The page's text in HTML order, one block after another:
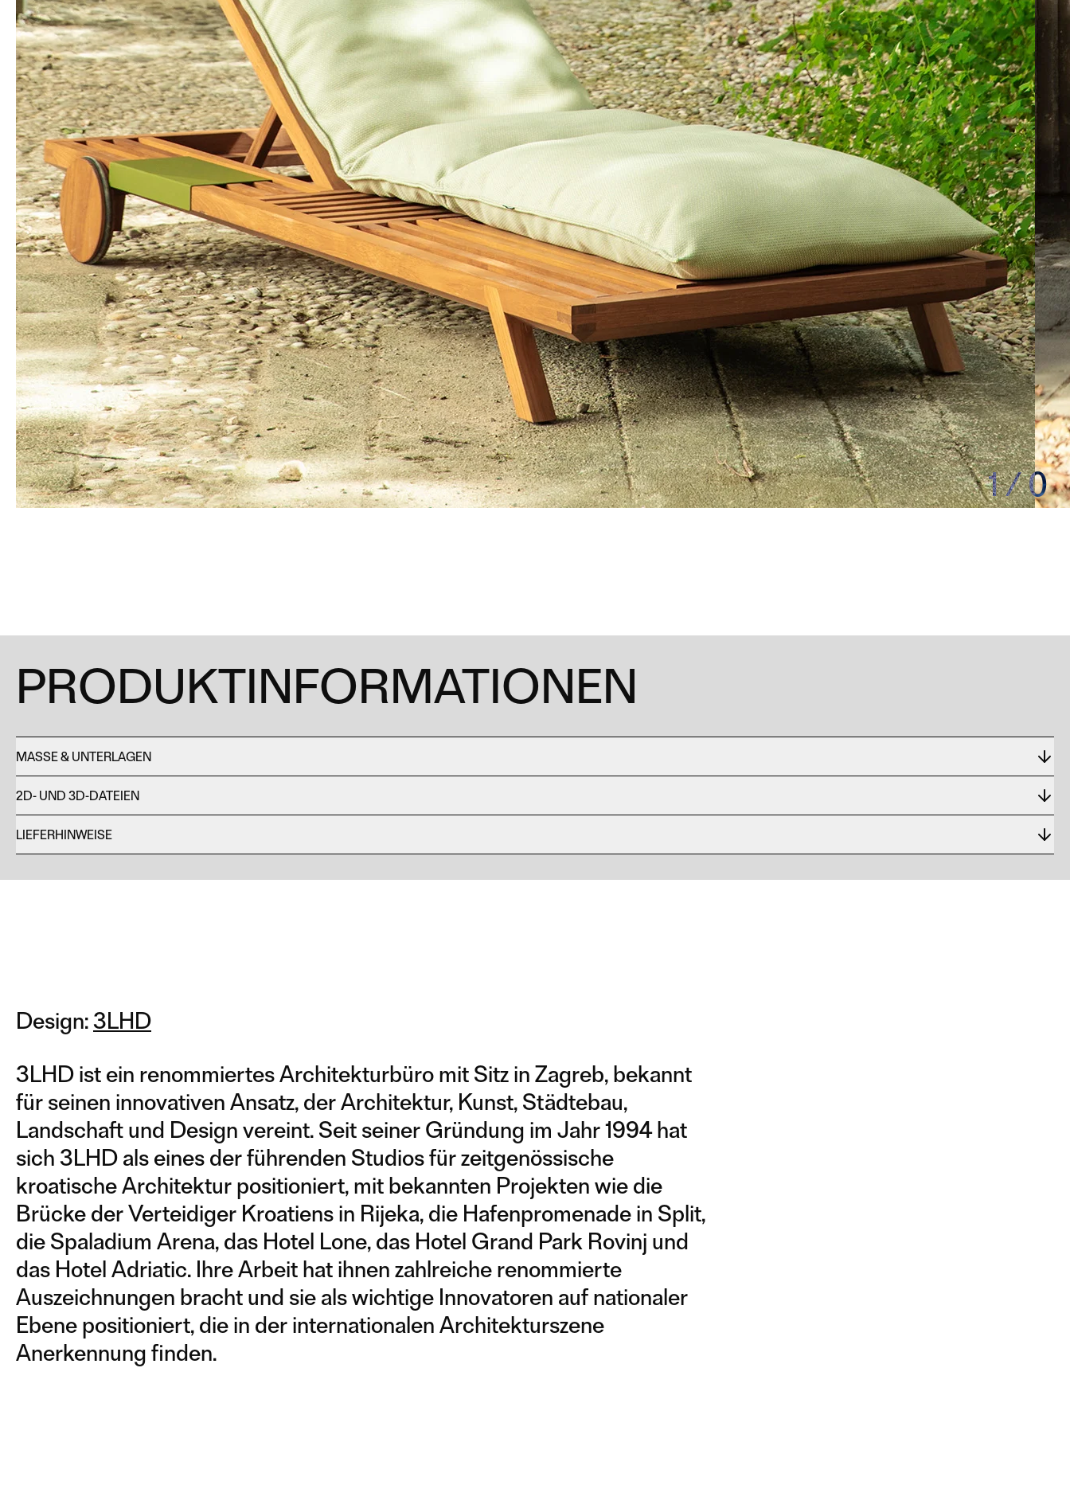
1/0
PRODUKTINFORMATIONEN
MASSE & UNTERLAGEN
2D- UND 3D-DATEIEN
LIEFERHINWEISE
Design:3LHD
3LHD ist ein renommiertes Architekturbüro mit Sitz in Zagreb, bekannt
für seinen innovativen Ansatz, der Architektur, Kunst, Städtebau,
Landschaft und Design vereint. Seit seiner Gründung im Jahr 1994 hat
sich 3LHD als eines der führenden Studios für zeitgenössische
kroatische Architektur positioniert, mit bekannten Projekten wie die
Brücke der Verteidiger Kroatiens in Rijeka, die Hafenpromenade in Split,
die Spaladium Arena, das Hotel Lone, das Hotel Grand Park Rovinj und
das Hotel Adriatic. Ihre Arbeit hat ihnen zahlreiche renommierte
Auszeichnungen bracht und sie als wichtige Innovatoren auf nationaler
Ebene positioniert, die in der internationalen Architekturszene
Anerkennung finden.